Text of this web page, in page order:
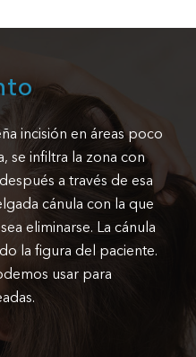
incisión en áreas poco
se infiltra la zona con
a través de esa
cánula con la que
eliminarse. La cánula
la figura del paciente.
usar para